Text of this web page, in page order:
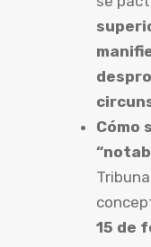
Cómo
15 de